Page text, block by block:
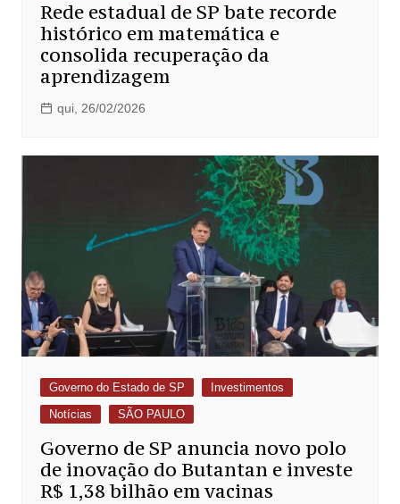
Rede estadual de SP bate recorde
histórico em matemática e
consolida recuperação da
aprendizagem
qui, 26/02/2026
Governo do Estado de SP
Investimentos
Notícias
SÃO PAULO
Governo de SP anuncia novo polo
de inovação do Butantan e investe
R$ 1,38 bilhão em vacinas